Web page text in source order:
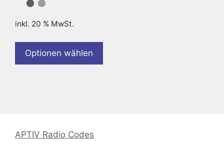
inkl. 20 % MwSt.
Optionen wählen
APTIV Radio Codes